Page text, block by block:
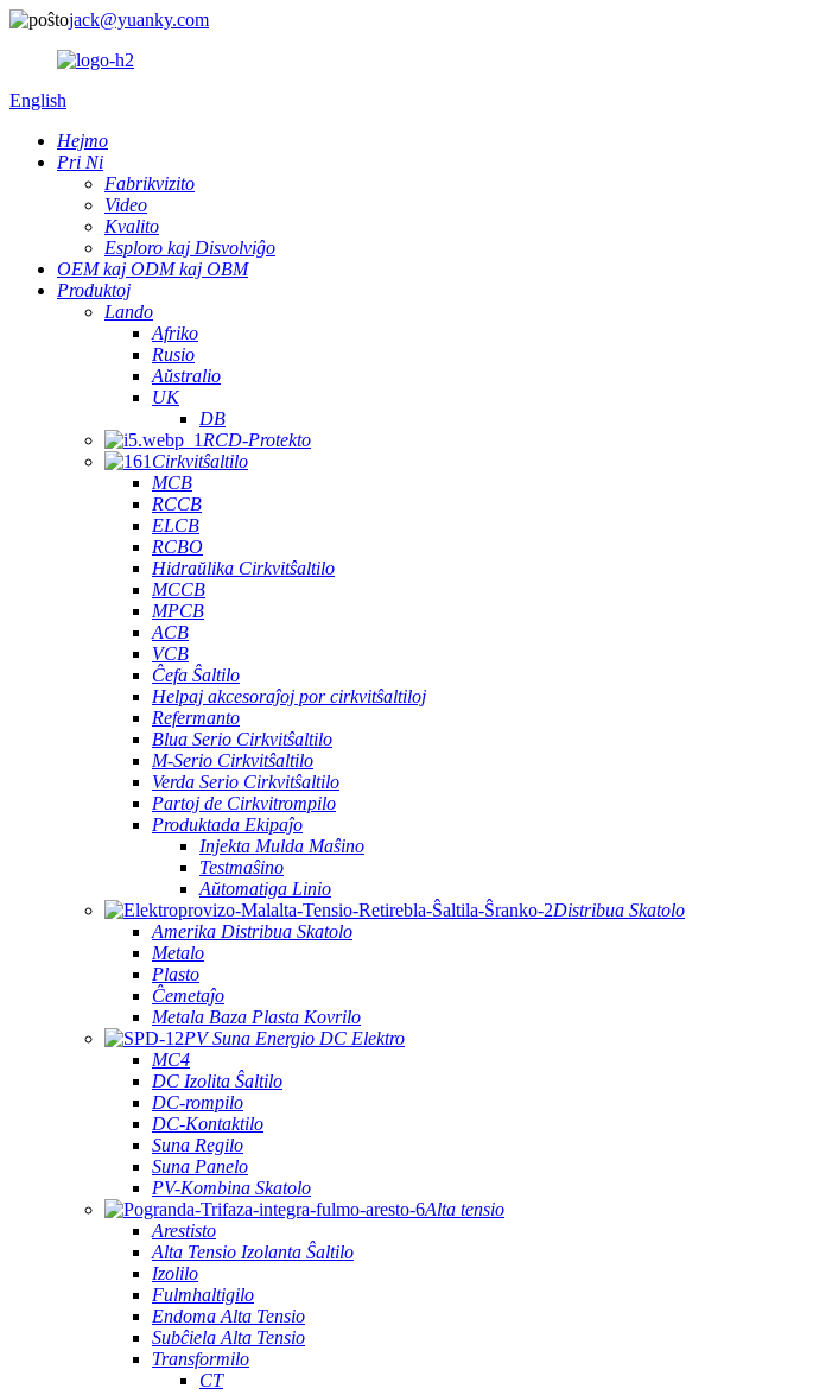
jack@yuanky.com
English
Hejmo
Pri Ni
Fabrikvizito
Video
Kvalito
Esploro kaj Disvolviĝo
OEM kaj ODM kaj OBM
Produktoj
Lando
Afriko
Rusio
Aŭstralio
UK
DB
RCD-Protekto
Cirkvitŝaltilo
MCB
RCCB
ELCB
RCBO
Hidraŭlika Cirkvitŝaltilo
MCCB
MPCB
ACB
VCB
Ĉefa Ŝaltilo
Helpaj akcesoraĵoj por cirkvitŝaltiloj
Refermanto
Blua Serio Cirkvitŝaltilo
M-Serio Cirkvitŝaltilo
Verda Serio Cirkvitŝaltilo
Partoj de Cirkvitrompilo
Produktada Ekipaĵo
Injekta Mulda Maŝino
Testmaŝino
Aŭtomatiga Linio
Distribua Skatolo
Amerika Distribua Skatolo
Metalo
Plasto
Ĉemetaĵo
Metala Baza Plasta Kovrilo
PV Suna Energio DC Elektro
MC4
DC Izolita Ŝaltilo
DC-rompilo
DC-Kontaktilo
Suna Regilo
Suna Panelo
PV-Kombina Skatolo
Alta tensio
Arestisto
Alta Tensio Izolanta Ŝaltilo
Izolilo
Fulmhaltigilo
Endoma Alta Tensio
Subĉiela Alta Tensio
Transformilo
CT